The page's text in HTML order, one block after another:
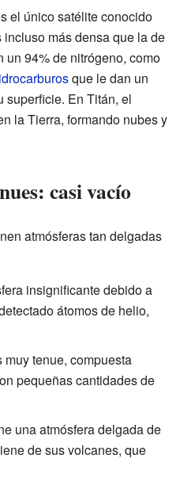
el único satélite conocido
más densa que la de
un 94% de nitrógeno, como
que le dan un
superficie. En Titán, el
la Tierra, formando nubes y
casi vacío
atmósferas tan delgadas
insignificante debido a
átomos de helio,
muy tenue, compuesta
pequeñas cantidades de
una atmósfera delgada de
de sus volcanes, que